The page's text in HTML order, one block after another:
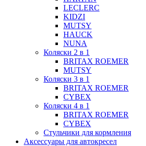
LECLERC
KIDZI
MUTSY
HAUCK
NUNA
Коляски 2 в 1
BRITAX ROEMER
MUTSY
Коляски 3 в 1
BRITAX ROEMER
CYBEX
Коляски 4 в 1
BRITAX ROEMER
CYBEX
Стульчики для кормления
Аксессуары для автокресел